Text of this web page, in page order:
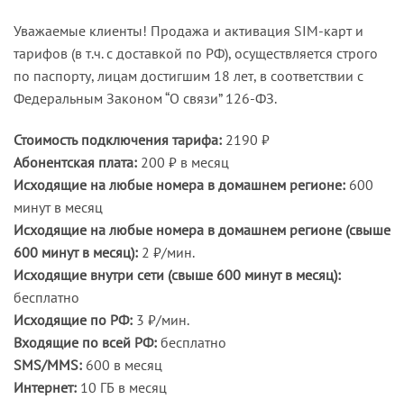
Уважаемые клиенты! Продажа и активация SIM-карт и
тарифов (в т.ч. с доставкой по РФ), осуществляется строго
по паспорту, лицам достигшим 18 лет, в соответствии с
Федеральным Законом “О связи” 126-ФЗ.
Стоимость подключения тарифа: 2190 ₽
Абонентская плата: 200 ₽ в месяц
Исходящие на любые номера в домашнем регионе: 600
минут в месяц
Исходящие на любые номера в домашнем регионе (свыше
600 минут в месяц): 2 ₽/мин.
Исходящие внутри сети (свыше 600 минут в месяц):
бесплатно
Исходящие по РФ: 3 ₽/мин.
Входящие по всей РФ: бесплатно
SMS/MMS: 600 в месяц
Интернет: 10 ГБ в месяц